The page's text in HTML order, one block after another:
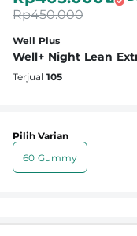
Well Plus
Well+ Night Lean
Terjual 105
Rp450.000
Pilih Varian
60 Gummy